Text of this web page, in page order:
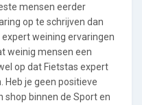
mensen eerder
op te schrijven dan
weining ervaringen
weinig mensen een
op dat Fietstas expert
Heb je geen positieve
shop binnen de Sport en